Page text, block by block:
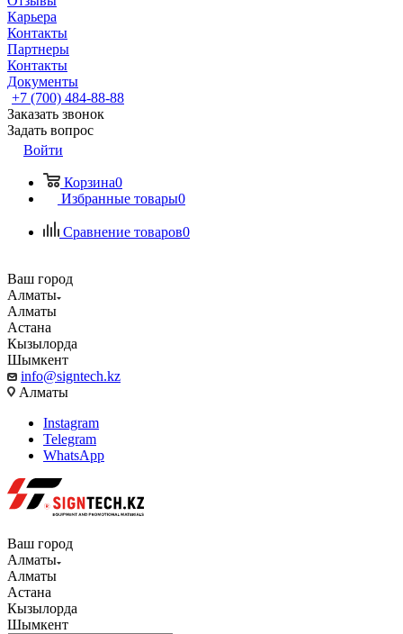
Карьера
Контакты
Партнеры
Контакты
Документы
+7 (700) 484-88-88
Заказать звонок
Задать вопрос
Войти
Корзина0
Избранные товары0
Сравнение товаров0
Ваш город
Алматы
Алматы
Астана
Кызылорда
Шымкент
info@signtech.kz
Алматы
Instagram
Telegram
WhatsApp
Ваш город
Алматы
Алматы
Астана
Кызылорда
Шымкент